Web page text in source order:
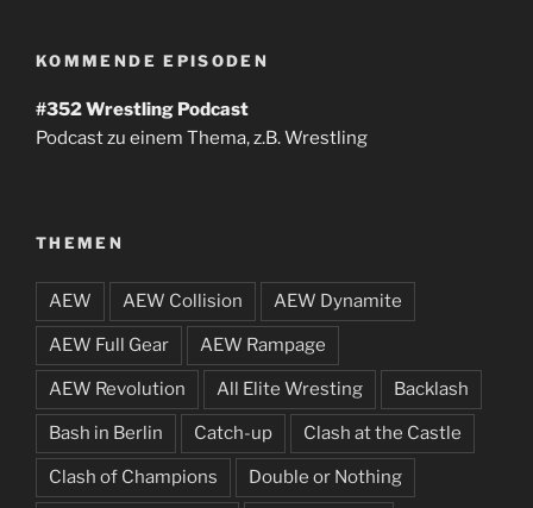
KOMMENDE EPISODEN
#352Wrestling Podcast
Podcast zu einem Thema, z.B. Wrestling
THEMEN
AEW AEW Collision AEW Dynamite
AEW Full Gear AEW Rampage
AEW Revolution All Elite Wresting Backlash
Bash in Berlin Catch-up Clash at the Castle
Clash of Champions Double or Nothing